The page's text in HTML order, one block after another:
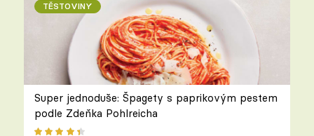
TĚSTOVINY
Super jednoduše: Špagety s paprikovým pestem
podle Zdeňka Pohlreicha